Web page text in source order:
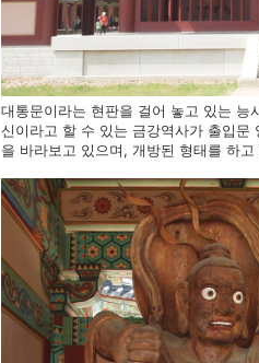
대통문이라는 현판을 걸어 놓고 있는
신이라고 할 수 있는 금강역사가 출입문
을 바라보고 있으며, 개방된 형태를 하고